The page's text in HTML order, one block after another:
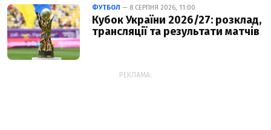
ФУТБОЛ — 8 СЕРПНЯ 2026, 11:00
Кубок України 2026/27: розклад,
трансляції та результати матчів
РЕКЛАМА: